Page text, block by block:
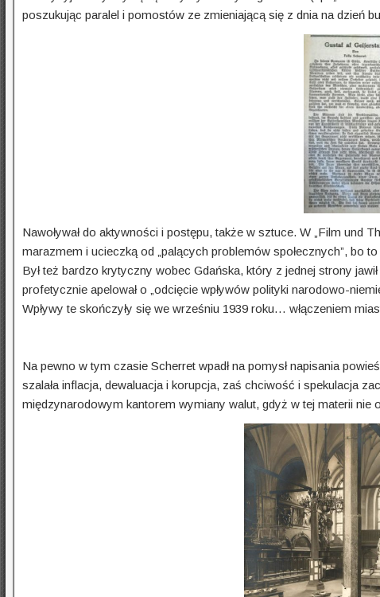
poszukując paralel i pomostów ze zmie­nia­jącą się z dnia na dzień
Nawoływał do aktywności i postępu, także w sztuce. W „Film und
marazmem i ucieczką od „palących problemów społecz­nych”, bo
Był też bardzo krytyczny wobec Gdańska, który z jednej strony
profetycznie apelował o „odcięcie wpływów polityki narodowo-
Wpływy te skończyły się we wrześniu 1939 roku… włączeniem
Na pewno w tym czasie Scherret wpadł na pomysł napisania
szalała inflacja, dewaluacja i korupcja, zaś chciwość i spekulacja
międzynarodowym kantorem wymiany walut, gdyż w tej materii nie